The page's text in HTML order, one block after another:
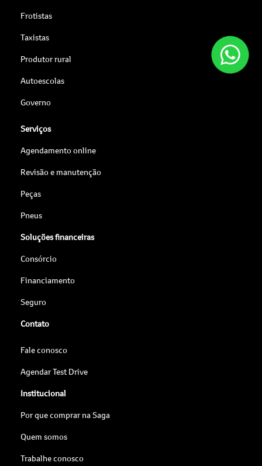
Frotistas
Taxistas
Produtor rural
Autoescolas
Governo
Serviços
Agendamento online
Revisão e manutenção
Peças
Pneus
Soluções financeiras
Consórcio
Financiamento
Seguro
Contato
Fale conosco
Agendar Test Drive
Institucional
Por que comprar na Saga
Quem somos
Trabalhe conosco